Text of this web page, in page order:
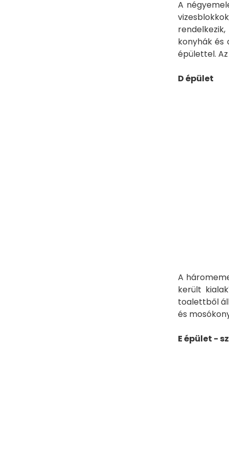
A
konyhák és
épülettel.
D épület
A
került
toalettből
és
E épület -